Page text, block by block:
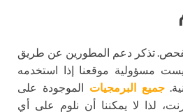
تذكر دعم المطورين عن طريق
مسؤولية موقعنا إذا استخدمه
جميع البرمجيات الموجودة على
لذا لا يمكننا أن نلوم على أي